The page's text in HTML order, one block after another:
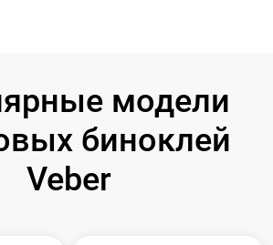
модели
биноклей
Veber